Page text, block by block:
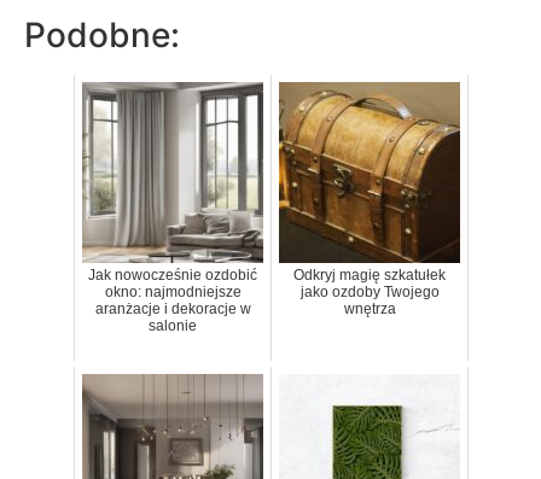
Podobne:
Jak nowocześnie ozdobić
okno: najmodniejsze
aranżacje i dekoracje w
salonie
Odkryj magię szkatułek
jako ozdoby Twojego
wnętrza